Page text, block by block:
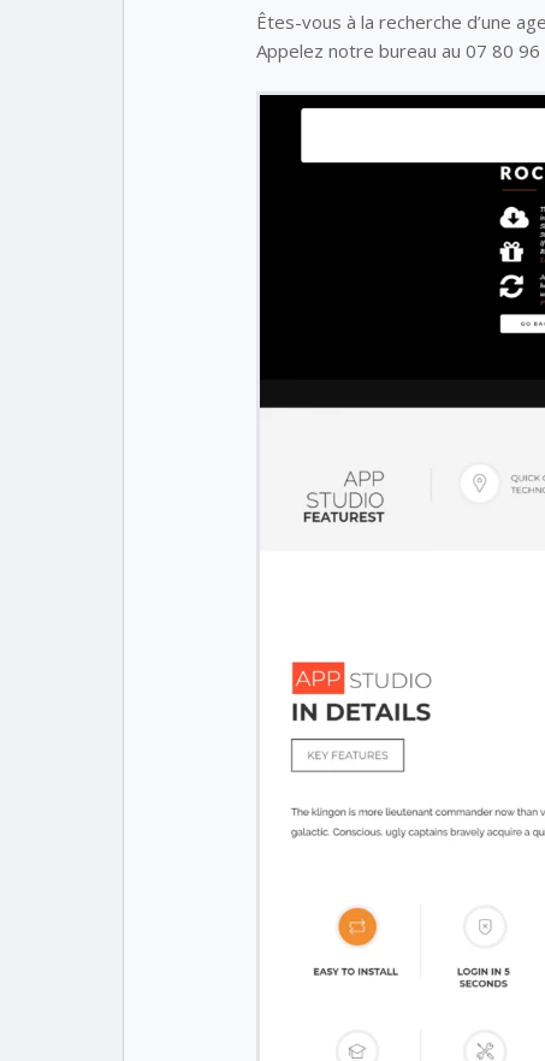
Êtes-vous à la recherche d’une
Appelez notre bureau au 07 80 96